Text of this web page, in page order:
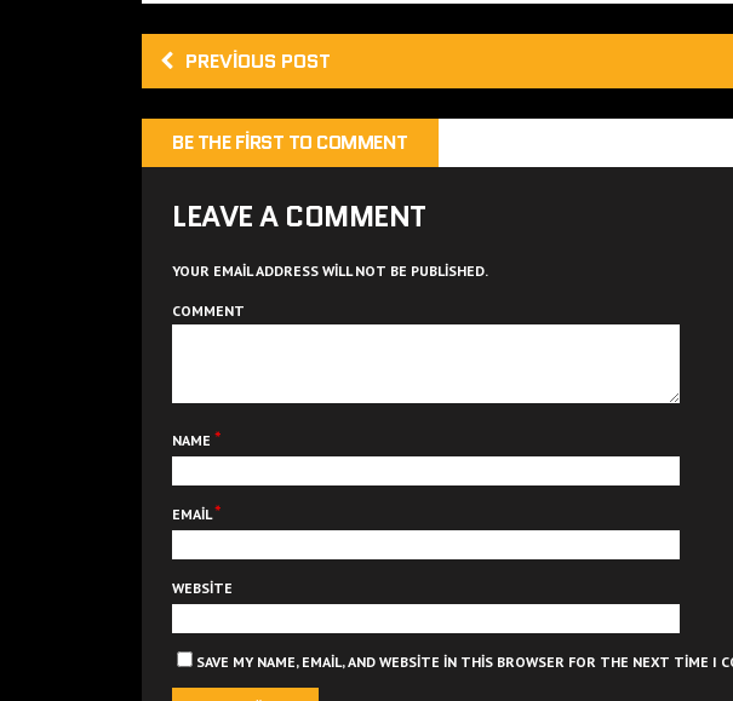
PREVIOUS POST
BE THE FIRST TO COMMENT
LEAVE A COMMENT
YOUR EMAIL ADDRESS WILL NOT BE PUBLISHED.
COMMENT
NAME *
EMAIL*
WEBSITE
SAVE MY NAME, EMAIL, AND WEBSITE IN THIS BROWSER FOR THE NEXT TIME I